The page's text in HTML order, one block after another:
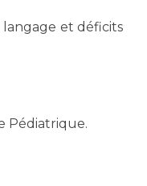
langage et déficits
Pédiatrique.